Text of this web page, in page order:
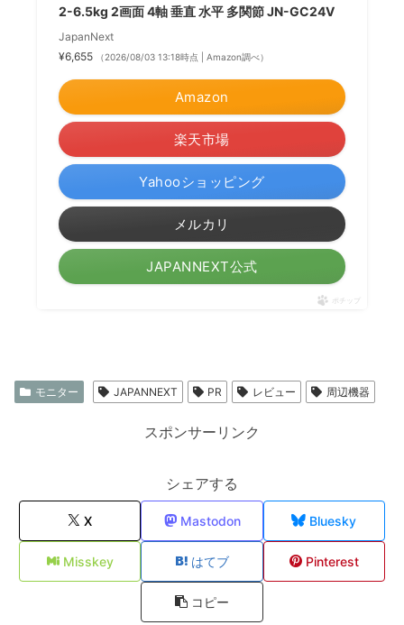
2-6.5kg 2画面 4軸 垂直 水平 多関節 JN-GC24V
JapanNext
¥6,655
（2026/08/03 13:18時点 | Amazon調べ）
Amazon
楽天市場
Yahooショッピング
メルカリ
JAPANNEXT公式
ポチップ
モニター JAPANNEXT PR レビュー 周辺機器
スポンサーリンク
シェアする
X Mastodon Bluesky
Misskey はてブ Pinterest
コピー